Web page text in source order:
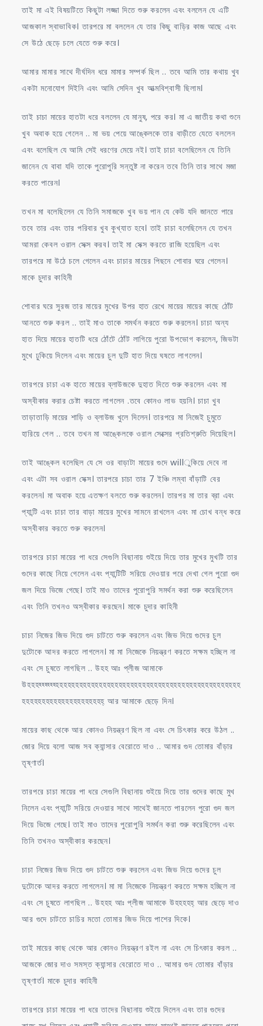
তাই মা এই বিষয়টিতে কিছুটা লজ্জা দিতে শুরু করলেন এবং বললেন যে এটি
আজকাল স্বাভাবিক। তারপরে মা বললেন যে তার কিছু বাড়ির কাজ আছে এবং
সে উঠে ছেড়ে চলে যেতে শুরু করে।
আমার মামার সাথে দীর্ঘদিন ধরে মামার সম্পর্ক ছিল .. তবে আমি তার কথায় খুব
একটা মনোযোগ দিইনি এবং আমি সেদিন খুব আত্মবিশ্বাসী ছিলাম।
তাই চাচা মায়ের হাতটা ধরে বললেন যে মানুষ, পরে কর। মা এ জাতীয় কথা শুনে
খুব অবাক হয়ে গেলেন .. মা ভয় পেয়ে আঙ্কেলকে তার বাড়ীতে যেতে বললেন
এবং বলেছিল যে আমি সেই ধরণের মেয়ে নই। তাই চাচা বলেছিলেন যে তিনি
জানেন যে বাবা যদি তাকে পুরোপুরি সন্তুষ্ট না করেন তবে তিনি তার সাথে মজা
করতে পারেন।
তখন মা বলেছিলেন যে তিনি সমাজকে খুব ভয় পান যে কেউ যদি জানতে পারে
তবে তার এবং তার পরিবার খুব কুখ্যাত হবে। তাই চাচা বলেছিলেন যে তখন
আমরা কেবল ওরাল সেক্স করব। তাই মা সেক্স করতে রাজি হয়েছিল এবং
তারপরে মা উঠে চলে গেলেন এবং চাচার মায়ের পিছনে শোবার ঘরে গেলেন।
মাকে চুদার কাহিনী
শোবার ঘরে সুরজ তার মায়ের মুখের উপর হাত রেখে মায়ের মায়ের কাছে ঠোঁট
আনতে শুরু করল .. তাই মাও তাকে সমর্থন করতে শুরু করলেন। চাচা অন্য
হাত দিয়ে মায়ের হাতটি ধরে ঠোঁটে ঠোঁট লাগিয়ে পুরো উপভোগ করলেন, জিভটা
মুখে ঢুকিয়ে দিলেন এবং মায়ের চুল দুটি হাত দিয়ে ঘষতে লাগলেন।
তারপরে চাচা এক হাতে মায়ের ব্লাউজকে দুহাত দিতে শুরু করলেন এবং মা
অস্বীকার করার চেষ্টা করতে লাগলেন .তবে কোনও লাভ হয়নি। চাচা খুব
তাড়াতাড়ি মায়ের শাড়ি ও ব্লাউজ খুলে দিলেন। তারপরে মা নিজেই চুমুতে
হারিয়ে গেল .. তবে তখন মা আঙ্কেলকে ওরাল সেক্সের প্রতিশ্রুতি দিয়েছিল।
তাই আঙ্কেল বলেছিল যে সে ওর বাড়াটা মায়ের গুদে willুকিয়ে দেবে না
এবং এটা সব ওরাল সেক্স। তারপরে চাচা তার 7 ইঞ্চি লম্বা বাঁড়াটি বের
করলেন। মা অবাক হয়ে এতক্ষণ বলতে শুরু করলেন। তারপর মা তার ব্রা এবং
প্যান্টি এবং চাচা তার বাড়া মায়ের মুখের সামনে রাখলেন এবং মা চোখ বন্ধ করে
অস্বীকার করতে শুরু করলেন।
তারপরে চাচা মায়ের পা ধরে সেগুলি বিছানায় শুইয়ে দিয়ে তার মুখের মুখটি তার
গুদের কাছে নিয়ে গেলেন এবং প্যান্টিটি সরিয়ে দেওয়ার পরে দেখা গেল পুরো গুদ
জল দিয়ে ভিজে গেছে। তাই মাও তাদের পুরোপুরি সমর্থন করা শুরু করেছিলেন
এবং তিনি তখনও অস্বীকার করছেন। মাকে চুদার কাহিনী
চাচা নিজের জিভ দিয়ে গুদ চাটতে শুরু করলেন এবং জিভ দিয়ে গুদের চুল
দুটোকে আদর করতে লাগলেন। মা মা নিজেকে নিয়ন্ত্রণ করতে সক্ষম হচ্ছিল না
এবং সে চুষতে লাগছিল .. উহহ আঃ প্লীজ আমাকে
উহহহহ্হ্হ্হ্হ্হ্হহহহহহহহহহহহহহহহহহহহহহহহহহহহহহহহহহহহহহহহহহহহহহহ
হহহহহহহহহহহহহহহহহহহহহ্ আর আমাকে ছেড়ে দিন।
মায়ের কাছ থেকে আর কোনও নিয়ন্ত্রণ ছিল না এবং সে চিৎকার করে উঠল ..
জোর দিয়ে বলো আজ সব ক্যান্সার বেরোতে দাও .. আমার গুদ তোমার বাঁড়ার
তৃষ্ণার্ত।
তারপরে চাচা মায়ের পা ধরে সেগুলি বিছানায় শুইয়ে দিয়ে তার গুদের কাছে মুখ
নিলেন এবং প্যান্টি সরিয়ে দেওয়ার সাথে সাথেই জানতে পারলেন পুরো গুদ জল
দিয়ে ভিজে গেছে। তাই মাও তাদের পুরোপুরি সমর্থন করা শুরু করেছিলেন এবং
তিনি তখনও অস্বীকার করছেন।
চাচা নিজের জিভ দিয়ে গুদ চাটতে শুরু করলেন এবং জিভ দিয়ে গুদের চুল
দুটোকে আদর করতে লাগলেন। মা মা নিজেকে নিয়ন্ত্রণ করতে সক্ষম হচ্ছিল না
এবং সে চুষতে লাগছিল .. উহহহ আঃ প্লীজ আমাকে উহহহহহ্ আর ছেড়ে দাও
আর গুদে চাটতে চাচির মতো তোমার জিভ দিয়ে পাশের দিকে।
তাই মায়ের কাছ থেকে আর কোনও নিয়ন্ত্রণ রইল না এবং সে চিৎকার করল ..
আজকে জোর দাও সমস্ত ক্যান্সার বেরোতে দাও .. আমার গুদ তোমার বাঁড়ার
তৃষ্ণার্ত। মাকে চুদার কাহিনী
তারপরে চাচা মায়ের পা ধরে তাদের বিছানায় শুইয়ে দিলেন এবং তার গুদের